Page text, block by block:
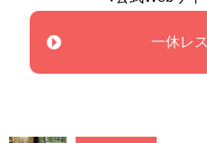
一休レ